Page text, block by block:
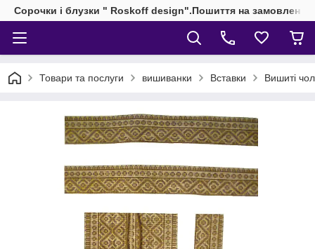
Сорочки і блузки " Roskoff design".Пошиття на замовлення
Товари та послуги вишиванки Вставки Вишиті